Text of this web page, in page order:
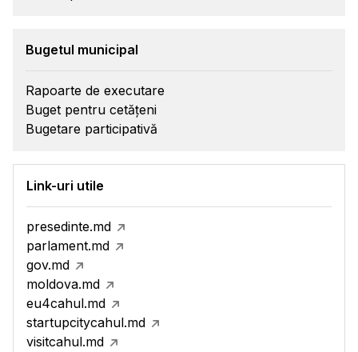
Bugetul municipal
Rapoarte de executare
Buget pentru cetățeni
Bugetare participativă
Link-uri utile
presedinte.md
parlament.md
gov.md
moldova.md
eu4cahul.md
startupcitycahul.md
visitcahul.md